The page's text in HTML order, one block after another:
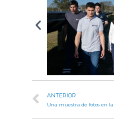
ANTERIOR